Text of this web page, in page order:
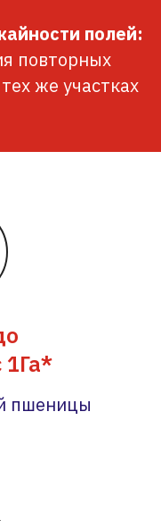
полей:
повторных
же участках
1Га*
пшеницы